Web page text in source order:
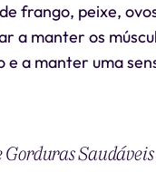
frango, peixe,
a manter os
e a manter uma
Gorduras Saudáveis